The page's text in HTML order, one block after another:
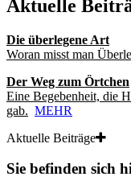
Aktuelle
Die überlegene Art
Woran misst man
Der Weg zum Örtchen
Eine Begebenheit, die
gab. MEHR
Aktuelle Beiträge
Sie befinden sich